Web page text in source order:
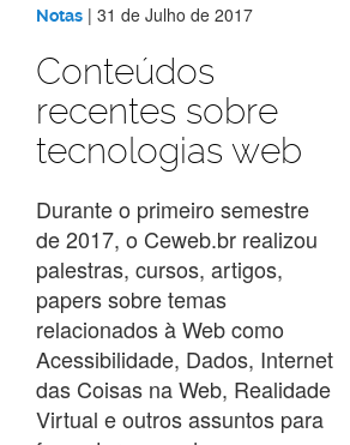
Notas | 31 de Julho de 2017
Conteúdos
recentes sobre
tecnologias web
Durante o primeiro semestre
de 2017, o Ceweb.br realizou
palestras, cursos, artigos,
papers sobre temas
relacionados à Web como
Acessibilidade, Dados, Internet
das Coisas na Web, Realidade
Virtual e outros assuntos para